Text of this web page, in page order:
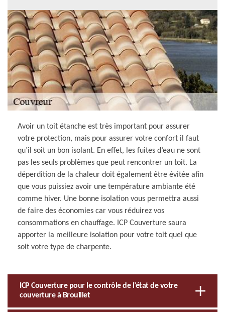
Avoir un toit étanche est très important pour assurer
votre protection, mais pour assurer votre confort il faut
qu’il soit un bon isolant. En effet, les fuites d’eau ne sont
pas les seuls problèmes que peut rencontrer un toit. La
déperdition de la chaleur doit également être évitée afin
que vous puissiez avoir une température ambiante été
comme hiver. Une bonne isolation vous permettra aussi
de faire des économies car vous réduirez vos
consommations en chauffage. ICP Couverture saura
apporter la meilleure isolation pour votre toit quel que
soit votre type de charpente.
ICP Couverture pour le contrôle de l’état de votre
couverture à Brouillet